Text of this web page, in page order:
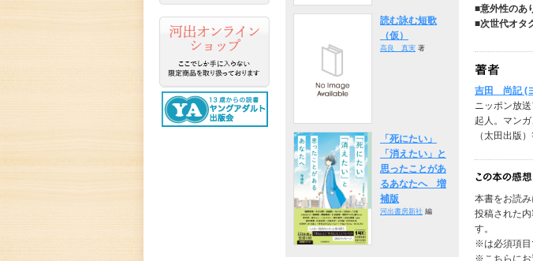
■意外性のあ
■次世代オタ
吉田 尚記 (
ニッポン放
起人。マン
（太田出版）
本書をお読
投稿された
す。
※は必須項目
※こちらにお
読む詠む短歌
（仮）
高良 真実 著
「死にたい」
「消えたい」と
思ったことがあ
るあなたへ 増
補版
河出書房新社 編